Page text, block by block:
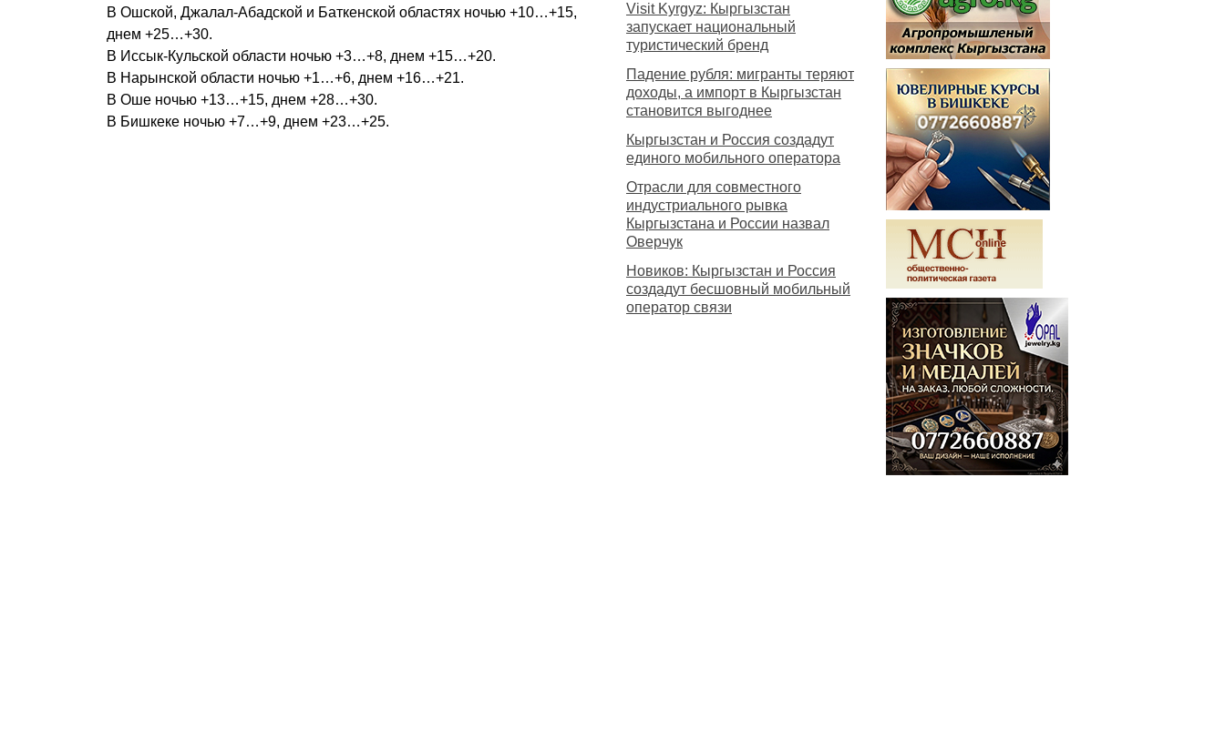
В Ошской, Джалал-Абадской и Баткенской областях ночью +10…+15,
днем +25…+30.
В Иссык-Кульской области ночью +3…+8, днем +15…+20.
В Нарынской области ночью +1…+6, днем +16…+21.
В Оше ночью +13…+15, днем +28…+30.
В Бишкеке ночью +7…+9, днем +23…+25.
Visit Kyrgyz: Кыргызстан
запускает национальный
туристический бренд
Падение рубля: мигранты теряют
доходы, а импорт в Кыргызстан
становится выгоднее
Кыргызстан и Россия создадут
единого мобильного оператора
Отрасли для совместного
индустриального рывка
Кыргызстана и России назвал
Оверчук
Новиков: Кыргызстан и Россия
создадут бесшовный мобильный
оператор связи